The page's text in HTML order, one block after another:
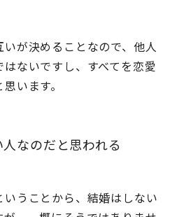
が決めることなので、他人
ないですし、すべてを恋愛
います。
なのだと思われる
うことから、結婚はしない